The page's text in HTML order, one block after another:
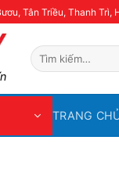
Tân Triều, Thanh Trì,
Tìm
kiếm:
TRANG